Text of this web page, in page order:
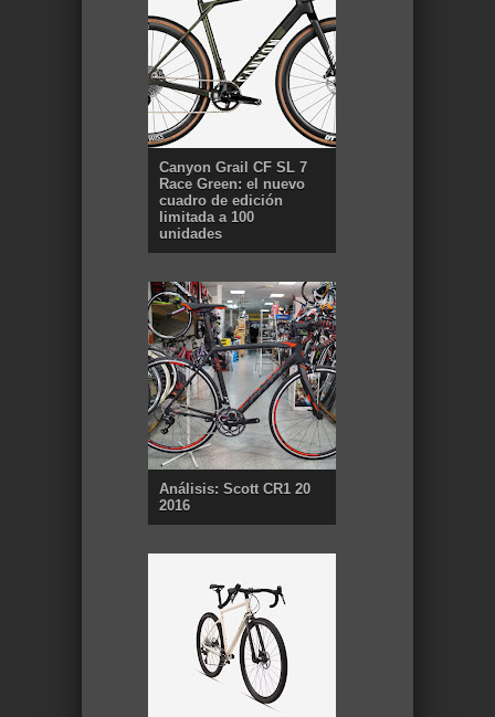
Canyon Grail CF SL 7
Race Green: el nuevo
cuadro de edición
limitada a 100
unidades
Análisis: Scott CR1 20
2016